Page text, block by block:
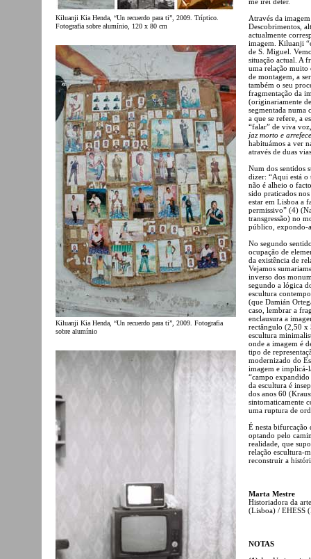
Kiluanji Kia Henda, “Un recuerdo para ti”, 2009. Tríptico.
Fotografia sobre alumínio, 120 x 80 cm
Kiluanji Kia Henda, “Un recuerdo para ti”, 2009. Fotografia
sobre alumínio
Através da
Descobrimentos,
actualmente
imagem. Kiluanji
de S. Miguel.
situação actual. A
uma relação muito
de montagem, a
também o seu
fragmentação da
(originariamente
segmentada numa
a que se refere, a
“falar” de viva
jaz morto e arrefece
habituámos a ver
através de duas
Num dos sentidos
dizer: “Aqui está o
não é alheio o
sido praticados
estar em Lisboa a
permissivo” (4)
transgressão) no
público, expondo-
No segundo
ocupação de
da existência de
Vejamos
inverso dos
segundo a lógica
escultura
(que Damián
caso, lembrar a
enclausura a
rectângulo (2,50 x
escultura
onde a imagem é
tipo de
modernizado do
imagem e implicá-
“campo
da escultura é
dos anos 60
sintomaticamente
uma ruptura de
É nesta bifurcação
optando pelo
realidade, que
relação escultura-
reconstruir a
Marta Mestre
Historiadora da
(Lisboa) / EHESS
NOTAS